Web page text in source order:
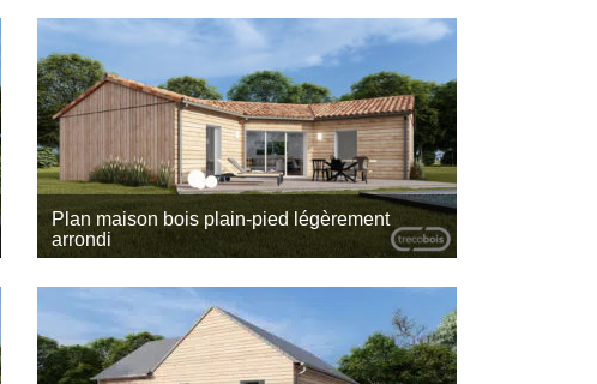
9
Plan maison bois plain-pied légèrement
arrondi